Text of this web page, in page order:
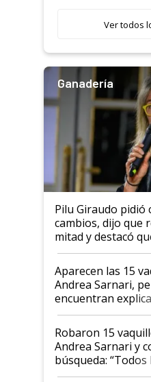
variedades que
salto tecnológico
Ver todos
Ganadería
Pilu Giraudo pidió
cambios, dijo que
mitad y destacó
ser "para unos
mandato muy
nacional"
Aparecen las 15
Andrea Sarnari,
encuentran
cómo llegaron allí
Robaron 15
Andrea Sarnari y
búsqueda: “Todos
toca a algún